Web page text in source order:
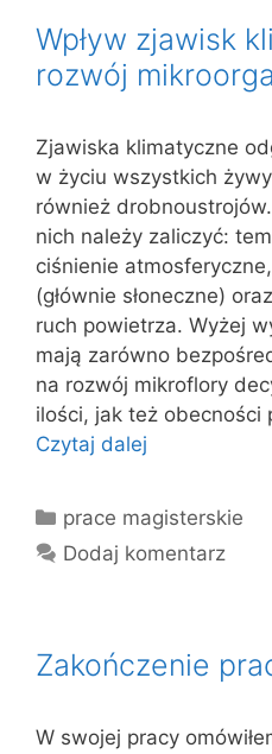
Wpływ zjawisk
rozwój
Zjawiska klimatyczne
w życiu wszystkich
również
nich należy zaliczyć:
ciśnienie
(głównie słoneczne)
ruch powietrza. Wyżej
mają zarówno
na rozwój mikroflory
ilości, jak też obecności
Czytaj dalej
Kategorie
prace magisterskie
Dodaj komentarz
Zakończenie
W swojej pracy